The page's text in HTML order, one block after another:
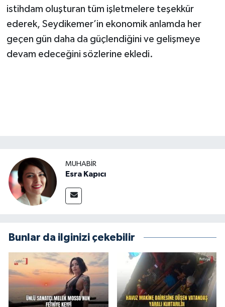
istihdam oluşturan tüm işletmelere teşekkür
ederek, Seydikemer’in ekonomik anlamda her
geçen gün daha da güçlendiğini ve gelişmeye
devam edeceğini sözlerine ekledi.
MUHABİR
Esra Kapıcı
Bunlar da ilginizi çekebilir